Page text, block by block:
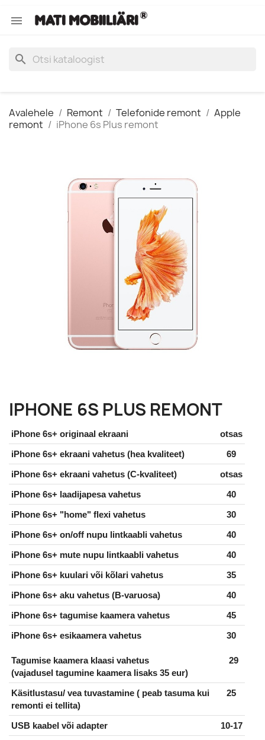

search
Avalehele Remont Telefonide remont
Apple
remont
iPhone 6s Plus remont
IPHONE 6S PLUS REMONT
iPhone 6s+ originaal ekraani
otsas
iPhone 6s+ ekraani vahetus (hea kvaliteet)
69
iPhone 6s+ ekraani vahetus (C-kvaliteet)
otsas
iPhone 6s+ laadijapesa vahetus
40
iPhone 6s+ "home" flexi vahetus
30
iPhone 6s+ on/off nupu lintkaabli vahetus
40
iPhone 6s+ mute nupu lintkaabli vahetus
40
iPhone 6s+ kuulari või kõlari vahetus
35
iPhone 6s+ aku vahetus (B-varuosa)
40
iPhone 6s+ tagumise kaamera vahetus
45
iPhone 6s+ esikaamera vahetus
Tagumise kaamera klaasi vahetus
(vajadusel tagumine kaamera lisaks 35 eur)
30
29
Käsitlustasu/ vea tuvastamine ( peab tasuma kui
remonti ei tellita)
25
USB kaabel või adapter
10-17